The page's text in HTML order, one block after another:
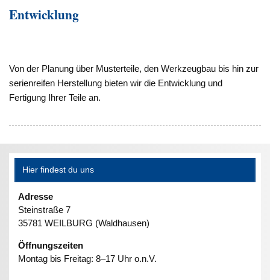
Entwicklung
Von der Planung über Musterteile, den Werkzeugbau bis hin zur
serienreifen Herstellung bieten wir die Entwicklung und
Fertigung Ihrer Teile an.
Hier findest du uns
Adresse
Steinstraße 7
35781 WEILBURG (Waldhausen)
Öffnungszeiten
Montag bis Freitag: 8–17 Uhr o.n.V.